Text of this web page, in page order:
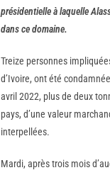
présidentielle à laquelle
dans ce domaine.
Treize personnes
d’Ivoire, ont été
avril 2022, plus de deux
pays, d’une valeur
interpellées.
Mardi, après trois mois